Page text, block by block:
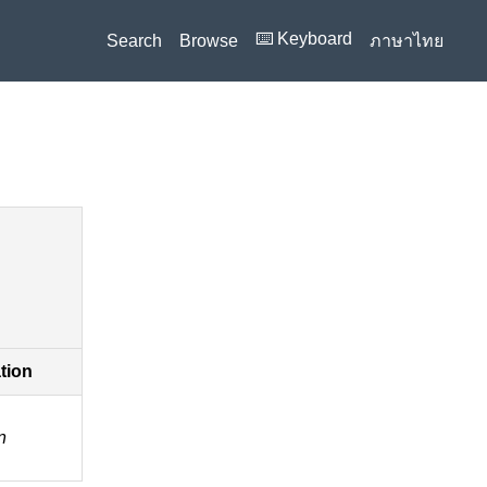
Search Browse ⌨️ Keyboard ภาษาไทย